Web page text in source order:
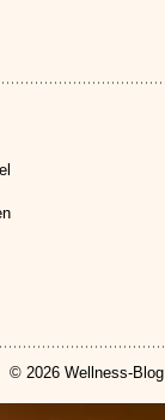
© 2026 Wellness-Blog